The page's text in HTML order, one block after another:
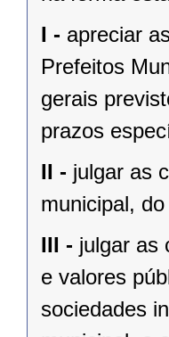
I - apreciar
Prefeitos
gerais
prazos
II - julgar as
municipal,
III - julgar as
e valores
sociedades